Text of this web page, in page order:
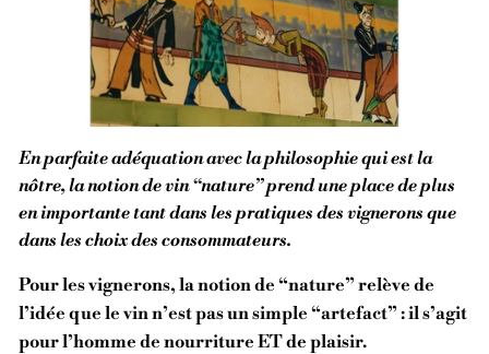
En parfaite adéquation avec la philosophie qui est la
nôtre, la notion de vin “nature” prend une place de plus
en importante tant dans les pratiques des vignerons que
dans les choix des consommateurs.
Pour les vignerons, la notion de “nature” relève de
l’idée que le vin n’est pas un simple “artefact” : il s’agit
pour l’homme de nourriture ET de plaisir.